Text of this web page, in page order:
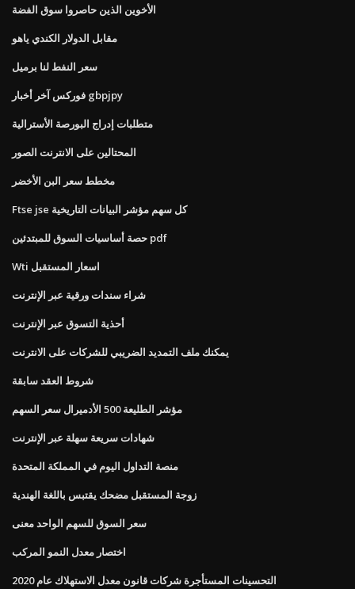
الأخوين الذين حاصروا سوق الفضة
مقابل الدولار الكندي ياهو
سعر النفط لنا برميل
فوركس آخر أخبار gbpjpy
متطلبات إدراج البورصة الأسترالية
المحتالين على الانترنت الصور
مخطط سعر البن الأخضر
Ftse jse كل سهم مؤشر البيانات التاريخية
حصة أساسيات السوق للمبتدئين pdf
Wti اسعار المستقبل
شراء سندات ورقية عبر الإنترنت
أحذية التسوق عبر الإنترنت
يمكنك ملف التمديد الضريبي للشركات على الانترنت
شروط العقد سابقة
مؤشر الطليعة 500 الأدميرال سعر السهم
شهادات سريعة سهلة عبر الإنترنت
منصة التداول اليوم في المملكة المتحدة
زوجة المستقبل مضحك يقتبس باللغة الهندية
سعر السوق للسهم الواحد معنى
اختصار معدل النمو المركب
التحسينات المستأجرة شركات قانون معدل الاستهلاك عام 2020